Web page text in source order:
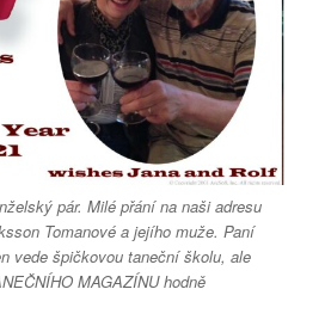
pár. Milé přání na naši adresu
Tomanové a jejího muže. Paní
vede špičkovou taneční školu, ale
MAGAZÍNU hodně